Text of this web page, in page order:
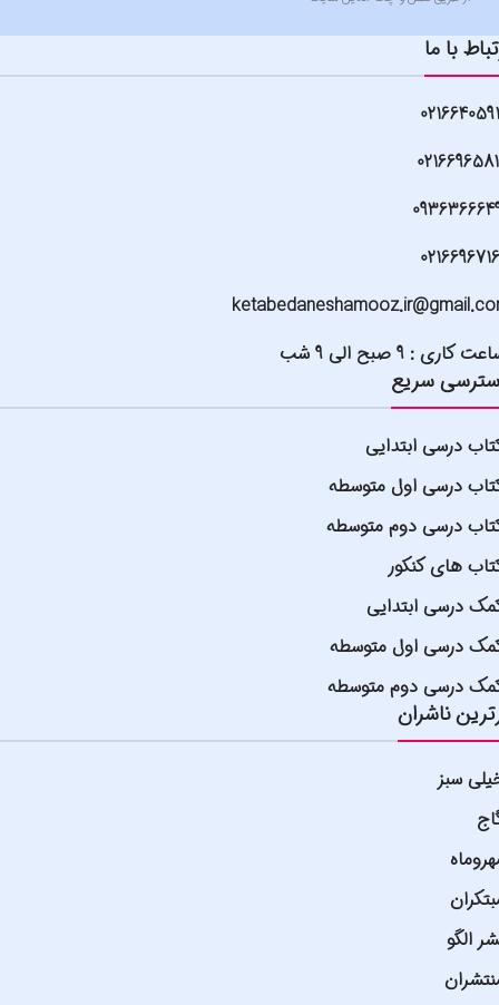
با ما
کاری : 9 صبح الی 9 شب
سریع
درسی ابتدایی
درسی اول متوسطه
درسی دوم متوسطه
های کنکور
درسی ابتدایی
درسی اول متوسطه
درسی دوم متوسطه
ناشران
سبز
الگو